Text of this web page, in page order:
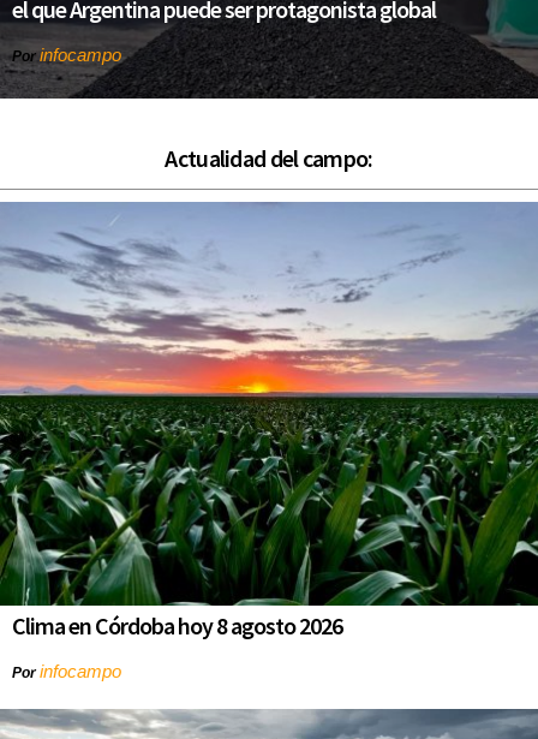
el que Argentina puede ser protagonista global
Por infocampo
Actualidad del campo:
Clima en Córdoba hoy 8 agosto 2026
Porinfocampo